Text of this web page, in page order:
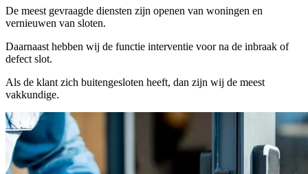
De meest gevraagde diensten zijn openen van woningen en
vernieuwen van sloten.
Daarnaast hebben wij de functie interventie voor na de inbraak of
defect slot.
Als de klant zich buitengesloten heeft, dan zijn wij de meest
vakkundige.